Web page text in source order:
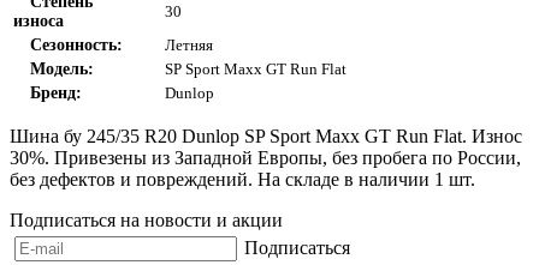
износа
30
Сезонность:
Летняя
Модель:
SP Sport Maxx GT Run Flat
Бренд:
Dunlop
Шина бу 245/35 R20 Dunlop SP Sport Maxx GT Run Flat. Износ
30%. Привезены из Западной Европы, без пробега по России,
без дефектов и повреждений. На складе в наличии 1 шт.
Подписаться на новости и акции
Подписаться